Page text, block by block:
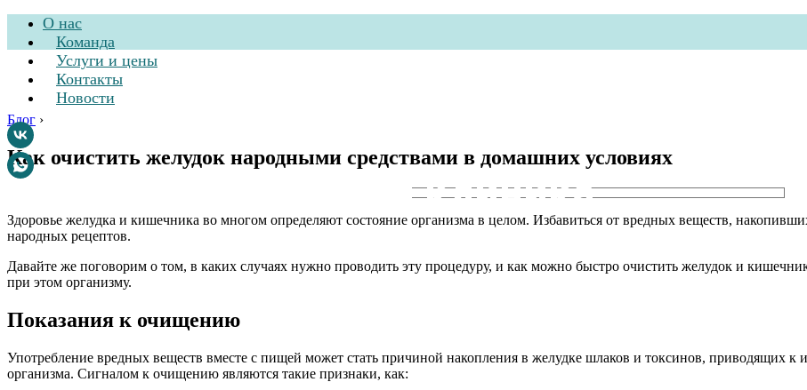
О нас
Команда
Услуги и цены
Контакты
Новости
Стоматологическая клиника
Блог ›
Как очистить желудок народными средствами в домашних условиях
Здоровье желудка и кишечника во многом определяют состояние организма в целом. Избавиться от вредных веществ,
народных рецептов.
Давайте же поговорим о том, в каких случаях нужно проводить эту процедуру, и как можно быстро очистить желудок и
при этом организму.
Показания к очищению
Употребление вредных веществ вместе с пищей может стать причиной накопления в желудке шлаков и токсинов, приводящих к
организма. Сигналом к очищению являются такие признаки, как: